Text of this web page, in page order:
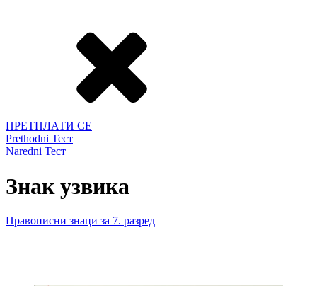
ПРЕТПЛАТИ СЕ
Prethodni Тест
Naredni Тест
Знак узвика
Правописни знаци за 7. разред